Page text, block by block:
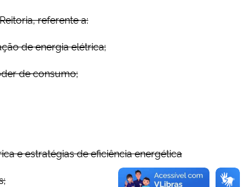
referente a:
de energia elétrica;
de consumo;
e estratégias de eficiência energética